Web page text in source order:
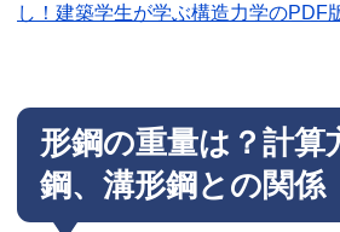
し！建築学生が学ぶ構造力学のPDF
形鋼の重量は？計算
鋼、溝形鋼との関係